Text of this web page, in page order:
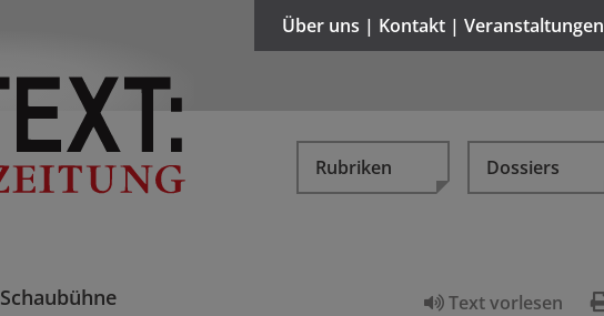
Über uns | Kontakt | Veranstaltungen
Rubriken Dossiers
Text vorlesen
Schaubühne